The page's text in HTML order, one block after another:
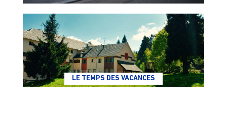
LE TEMPS DES VACANCES